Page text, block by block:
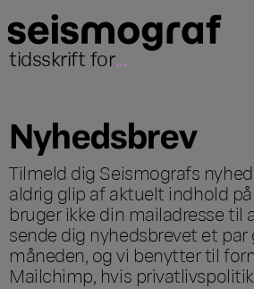
tidsskrift for...
Nyhedsbrev
Tilmeld dig Seismografs
aldrig glip af aktuelt indhold
bruger ikke din mailadresse til
sende dig nyhedsbrevet et par
måneden, og vi benytter til
Mailchimp, hvis